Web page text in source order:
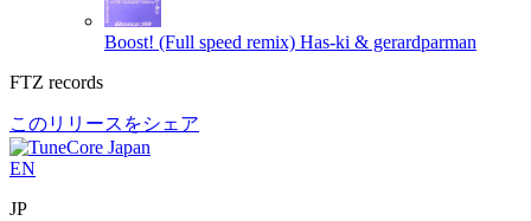
Boost! (Full speed remix) Has-ki & gerardparman
FTZ records
このリリースをシェア
EN
JP